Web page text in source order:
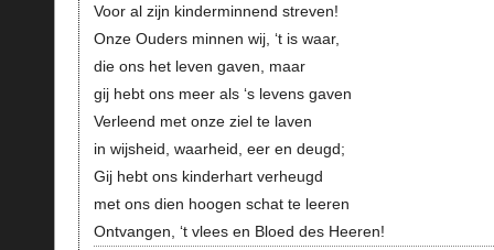
Voor al zijn kinderminnend streven!
Onze Ouders minnen wij, ‘t is waar,
die ons het leven gaven, maar
gij hebt ons meer als ‘s levens gaven
Verleend met onze ziel te laven
in wijsheid, waarheid, eer en deugd;
Gij hebt ons kinderhart verheugd
met ons dien hoogen schat te leeren
Ontvangen, ‘t vlees en Bloed des Heeren!